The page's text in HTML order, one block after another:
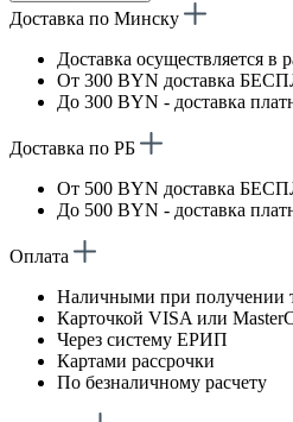
Доставка по Минску
Доставка осуществляется в
От 300 BYN доставка
До 300 BYN - доставка
Доставка по РБ
От 500 BYN доставка
До 500 BYN - доставка
Оплата
Наличными при получении
Карточкой VISA или
Через систему ЕРИП
Картами рассрочки
По безналичному расчету